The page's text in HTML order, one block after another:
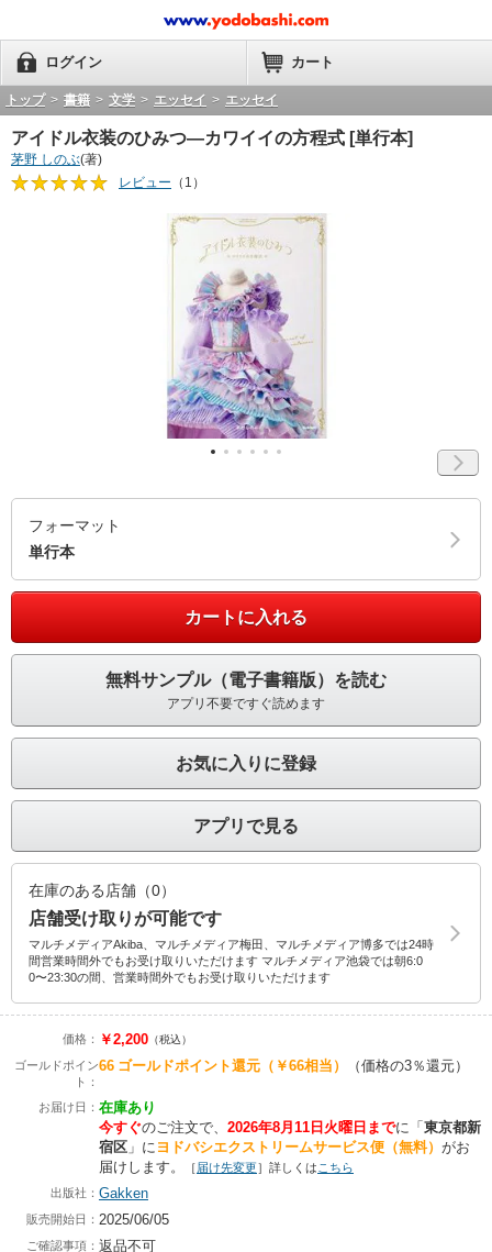
ログイン カート
トップ > 書籍 > 文学 > エッセイ > エッセイ
アイドル衣装のひみつ―カワイイの方程式 [単行本]
茅野 しのぶ(著)
レビュー （1）
フォーマット
単行本
カートに入れる
無料サンプル（電子書籍版）を読む
アプリ不要ですぐ読めます
お気に入りに登録
アプリで見る
在庫のある店舗（0）
店舗受け取りが可能です
マルチメディアAkiba、マルチメディア梅田、マルチメディア博多では24時
間営業時間外でもお受け取りいただけます マルチメディア池袋では朝6:0
0〜23:30の間、営業時間外でもお受け取りいただけます
価格： ￥2,200 （税込）
ゴールドポイン
ト：
66 ゴールドポイント還元 （￥66相当） （価格の3％還元）
お届け日： 在庫あり
今すぐのご注文で、 2026年8月11日火曜日までに 「 東京都新
宿区 」に ヨドバシエクストリームサービス便（無料） がお
届けします。
［ 届け先変更］詳しくは こちら
出版社： Gakken
販売開始日： 2025/06/05
ご確認事項： 返品不可